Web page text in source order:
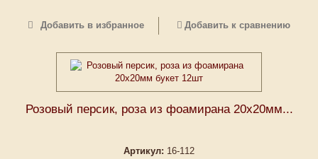
Добавить в избранное Добавить к сравнению
Розовый персик, роза из фоамирана 20х20мм...
Артикул: 16-112